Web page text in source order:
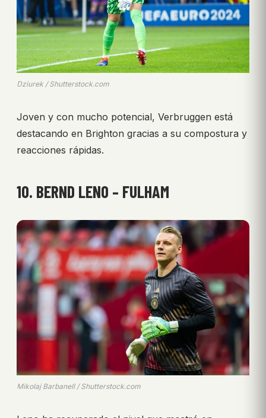
Dziurek / Shutterstock.com
Joven y con mucho potencial, Verbruggen está
destacando en Brighton gracias a su compostura y
reacciones rápidas.
10. BERND LENO – FULHAM
Mikolaj Barbanell / Shutterstock.com